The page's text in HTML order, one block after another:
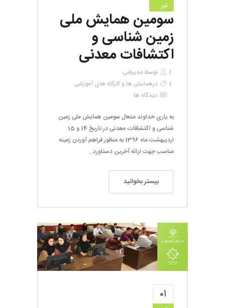
تیر
سومین همایش ملی
زمین شناسی و
اکتشافات معدنی
توسطمدیرفنی
درهمایش ها و کارگاه های آموزشی
دیدگاه ها
به یاری خداوند متعال سومین همایش ملی زمین
شناسی و اکتشافات معدنی در تاریخ 14 و 15
اردیبهشت ماه 1396 به منظور فراهم آوردن زمینه
مناسب جهت ارائه آخرین دستاورد...
بیستر بخوانید
۰۱